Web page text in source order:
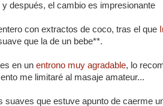
y después, el cambio es impresionante
con extractos de coco, tras el que
que la de un bebe**.
en un entrono muy agradable, lo
me limitaré al masaje amateur...
suaves que estuve apunto de caerme